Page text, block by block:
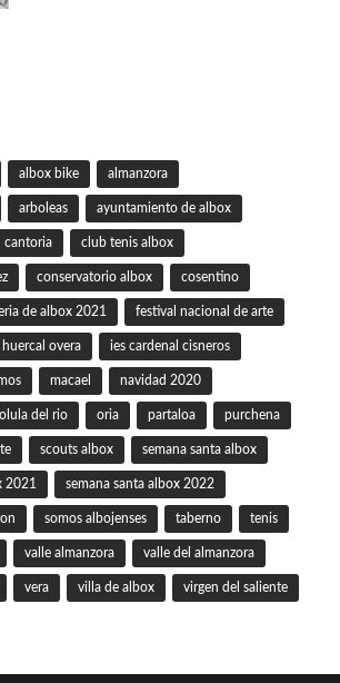
albox bike almanzora
arboleas ayuntamiento de albox
cantoria club tenis albox
conservatorio albox cosentino
de albox 2021 festival nacional de arte
huercal overa ies cardenal cisneros
macael navidad 2020
olula del rio oria partaloa purchena
scouts albox semana santa albox
2021 semana santa albox 2022
somos albojenses taberno tenis
valle almanzora valle del almanzora
vera villa de albox virgen del saliente